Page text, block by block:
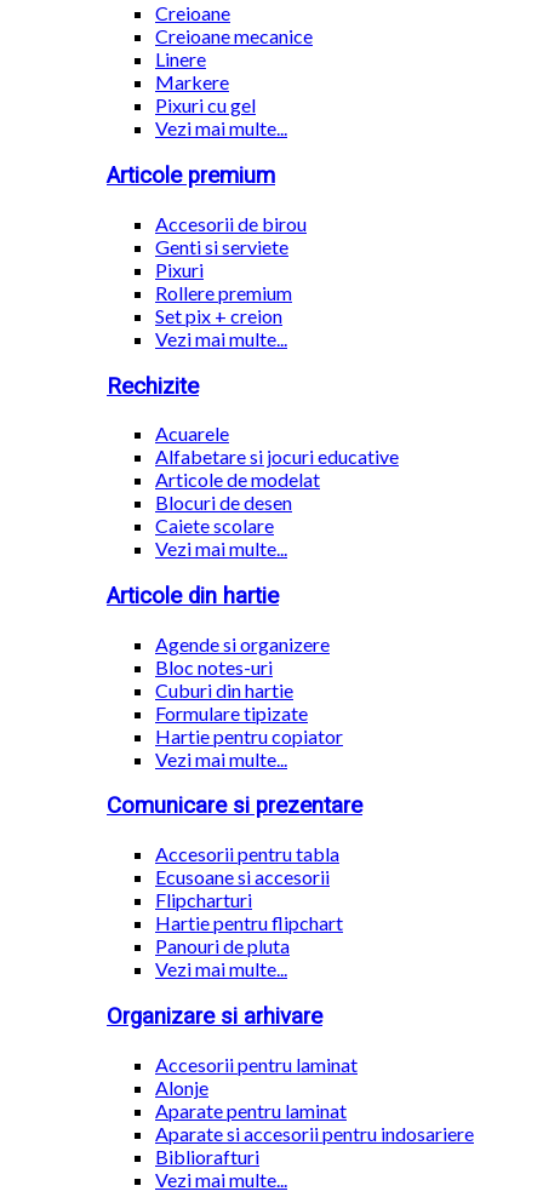
Creioane
Creioane mecanice
Linere
Markere
Pixuri cu gel
Vezi mai multe...
Articole premium
Accesorii de birou
Genti si serviete
Pixuri
Rollere premium
Set pix + creion
Vezi mai multe...
Rechizite
Acuarele
Alfabetare si jocuri educative
Articole de modelat
Blocuri de desen
Caiete scolare
Vezi mai multe...
Articole din hartie
Agende si organizere
Bloc notes-uri
Cuburi din hartie
Formulare tipizate
Hartie pentru copiator
Vezi mai multe...
Comunicare si prezentare
Accesorii pentru tabla
Ecusoane si accesorii
Flipcharturi
Hartie pentru flipchart
Panouri de pluta
Vezi mai multe...
Organizare si arhivare
Accesorii pentru laminat
Alonje
Aparate pentru laminat
Aparate si accesorii pentru indosariere
Bibliorafturi
Vezi mai multe...